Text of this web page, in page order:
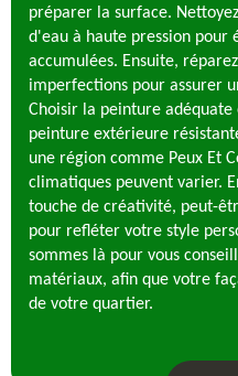
préparer la surface.
d'eau à haute pression pour
accumulées. Ensuite,
imperfections pour assurer
Choisir la peinture
peinture extérieure
une région comme Peux Et
climatiques peuvent varier.
touche de créativité, peut-
pour refléter votre style
sommes là pour vous
matériaux, afin que votre
de votre quartier.